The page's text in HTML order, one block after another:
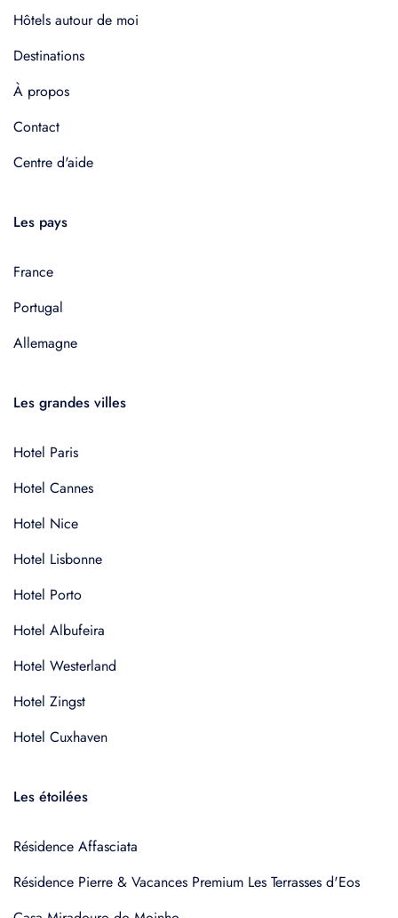
Hôtels autour de moi
Destinations
À propos
Contact
Centre d'aide
Les pays
France
Portugal
Allemagne
Les grandes villes
Hotel Paris
Hotel Cannes
Hotel Nice
Hotel Lisbonne
Hotel Porto
Hotel Albufeira
Hotel Westerland
Hotel Zingst
Hotel Cuxhaven
Les étoilées
Résidence Affasciata
Résidence Pierre & Vacances Premium Les Terrasses d'Eos